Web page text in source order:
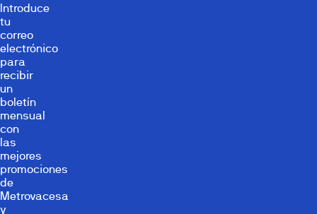
Introduce
tu
correo
electrónico
para
recibir
un
boletín
mensual
con
las
mejores
promociones
de
Metrovacesa
y